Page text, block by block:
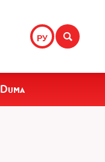
РУ
Duma